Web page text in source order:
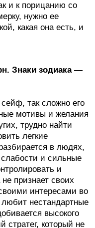
и к порицанию со
нужно ее
какая она есть, и
Знаки зодиака —
так сложно его
мотивы и желания
трудно найти
легкие
в людях,
слабости и сильные
и
признает своих
интересами во
нестандартные
высокого
стратег, который не